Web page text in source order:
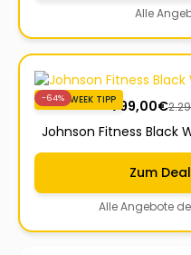
Alle
BLACKWEEK TIPP
-64% 799,00€
Johnson Fitness Black
Zum Deal
Alle Angebote